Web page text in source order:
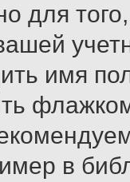
для
имя
в